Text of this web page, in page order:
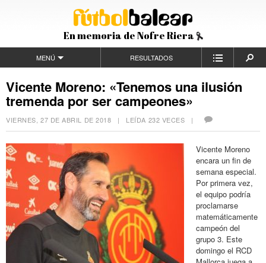
En memoria de Nofre Riera
MENÚ RESULTADOS
Vicente Moreno: «Tenemos una ilusión
tremenda por ser campeones»
VIERNES, 27 DE ABRIL DE 2018 | LEÍDA 232 VECES |
Vicente Moreno
encara un fin de
semana especial.
Por primera vez,
el equipo podría
proclamarse
matemáticamente
campeón del
grupo 3. Este
domingo el RCD